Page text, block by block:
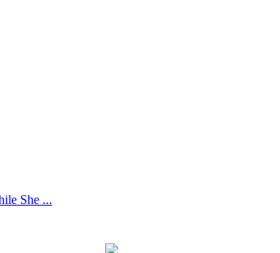
She ...